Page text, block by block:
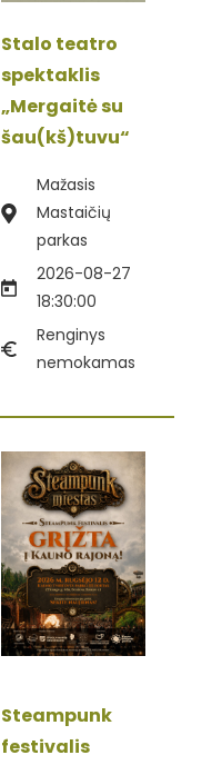
Stalo teatro
spektaklis
„Mergaitė su
šau(kš)tuvu“
Mažasis
Mastaičių
parkas
2026-08-27
18:30:00
Renginys
nemokamas
Steampunk
festivalis